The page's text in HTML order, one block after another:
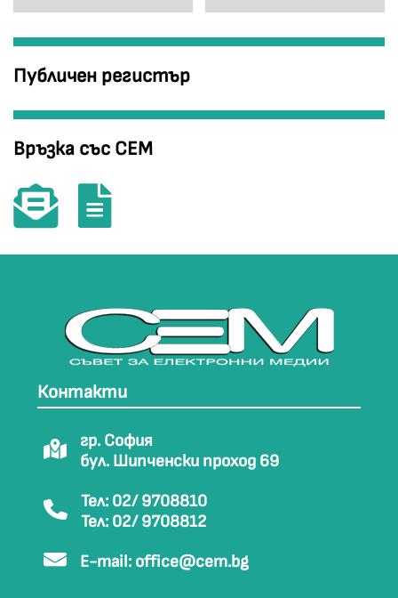
Публичен регистър
Връзка със СЕМ
Контакти
гр. София
бул. Шипченски проход 69
Тел: 02/ 9708810
Тел: 02/ 9708812
E-mail: office@cem.bg